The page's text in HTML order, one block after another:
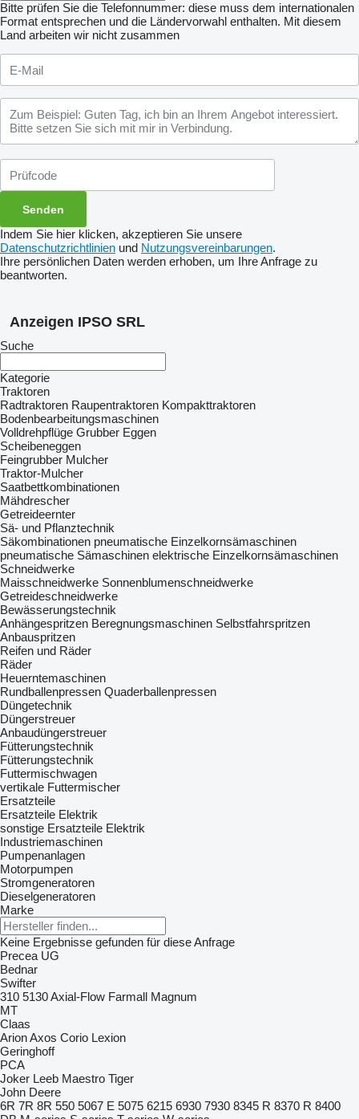
Bitte prüfen Sie die Telefonnummer: diese muss dem internationalen
Format entsprechen und die Ländervorwahl enthalten. Mit diesem
Land arbeiten wir nicht zusammen
Indem Sie hier klicken, akzeptieren Sie unsere
Datenschutzrichtlinien und Nutzungsvereinbarungen.
Ihre persönlichen Daten werden erhoben, um Ihre Anfrage zu
beantworten.
Anzeigen IPSO SRL
Suche
Kategorie
Traktoren
Radtraktoren Raupentraktoren Kompakttraktoren
Bodenbearbeitungsmaschinen
Volldrehpflüge Grubber Eggen
Scheibeneggen
Feingrubber Mulcher
Traktor-Mulcher
Saatbettkombinationen
Mähdrescher
Getreideernter
Sä- und Pflanztechnik
Säkombinationen pneumatische Einzelkornsämaschinen
pneumatische Sämaschinen elektrische Einzelkornsämaschinen
Schneidwerke
Maisschneidwerke Sonnenblumenschneidwerke
Getreideschneidwerke
Bewässerungstechnik
Anhängespritzen Beregnungsmaschinen Selbstfahrspritzen
Anbauspritzen
Reifen und Räder
Räder
Heuerntemaschinen
Rundballenpressen Quaderballenpressen
Düngetechnik
Düngerstreuer
Anbaudüngerstreuer
Fütterungstechnik
Fütterungstechnik
Futtermischwagen
vertikale Futtermischer
Ersatzteile
Ersatzteile Elektrik
sonstige Ersatzteile Elektrik
Industriemaschinen
Pumpenanlagen
Motorpumpen
Stromgeneratoren
Dieselgeneratoren
Marke
Keine Ergebnisse gefunden für diese Anfrage
Precea UG
Bednar
Swifter
310 5130Axial-Flow Farmall Magnum
MT
Claas
ArionAxos Corio Lexion
Geringhoff
PCA
Joker Leeb Maestro Tiger
John Deere
6R 7R 8R 550 5067 E 5075 6215 6930 7930 8345 R 8370 R 8400